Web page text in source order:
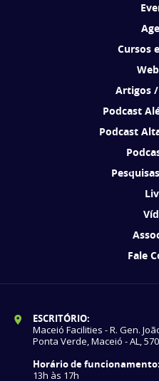
Cursos
Artigos
Podcast
Podcast
Fale
ESCRITÓRIO:
Maceió Facilities - R. Gen.
Ponta Verde, Maceió - AL,
Horário de funcionamento:
13h às 17h